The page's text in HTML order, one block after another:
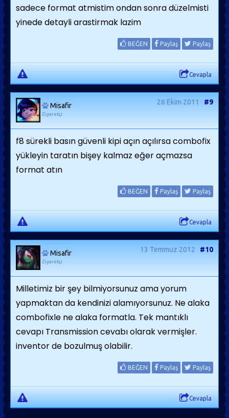
sadece format atmistim ondan sonra düzelmisti
yinede detayli arastirmak lazim
BEĞEN Paylaş Paylaş
Cevapla
Misafir
Ziyaretçi
26 Ekim 2011 #9
f8 sürekli basın güvenli kipi açın açılırsa combofix
yükleyin taratın bişey kalmaz eğer açmazsa
format atın
BEĞEN Paylaş Paylaş
Cevapla
Misafir
Ziyaretçi
13 Temmuz 2012 #10
Milletimiz bir şey bilmiyorsunuz ama yorum
yapmaktan da kendinizi alamıyorsunuz. Ne alaka
combofixle ne alaka formatla. Tek mantıklı
cevapı Transmission cevabı olarak vermişler.
inventor de bozulmuş olabilir.
BEĞEN Paylaş Paylaş
Cevapla